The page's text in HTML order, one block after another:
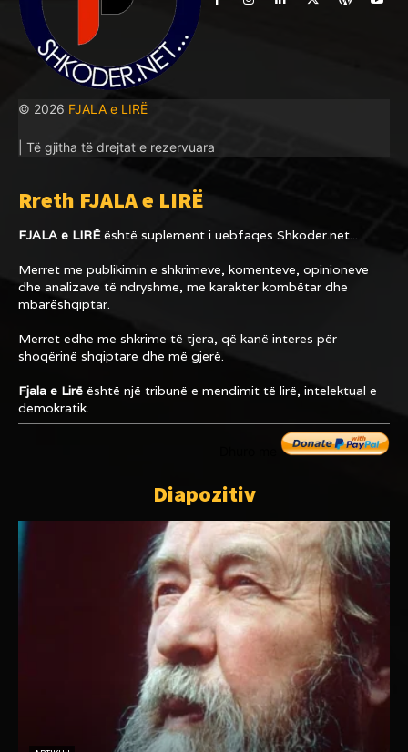
© 2026 FJALA e LIRË
| Të gjitha të drejtat e rezervuara
Rreth FJALA e LIRË
FJALA e LIRËështë suplement i uebfaqes Shkoder.net...
Merret me publikimin e shkrimeve, komenteve, opinioneve
dhe analizave të ndryshme, me karakter kombëtar dhe
mbarëshqiptar.
Merret edhe me shkrime të tjera, që kanë interes për
shoqërinë shqiptare dhe më gjerë.
Fjala e Lirë është një tribunë e mendimit të lirë, intelektual e
demokratik.
Diapozitiv